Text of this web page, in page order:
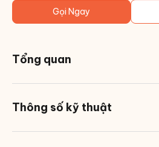
Gọi Ngay
Tổng quan
Thông số kỹ thuật